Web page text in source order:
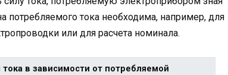
потребляемого тока необходима, например, для
или для расчета номинала.
в зависимости от потребляемой